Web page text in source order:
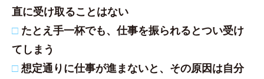
直に受け取ることはない
□ たとえ手一杯でも、仕事を振られるとつい受け
てしまう
□ 想定通りに仕事が進まないと、その原因は自分